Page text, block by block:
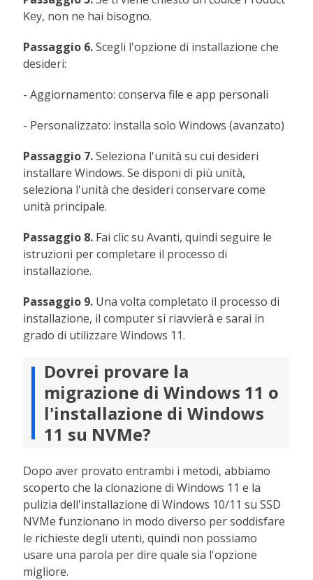
Key, non ne hai bisogno.
Passaggio 6.Scegli l'opzione di installazione che
desideri:
- Aggiornamento: conserva file e app personali
- Personalizzato: installa solo Windows (avanzato)
Passaggio 7.Seleziona l'unità su cui desideri
installare Windows. Se disponi di più unità,
seleziona l'unità che desideri conservare come
unità principale.
Passaggio 8. Fai clic su Avanti, quindi seguire le
istruzioni per completare il processo di
installazione.
Passaggio 9. Una volta completato il processo di
installazione, il computer si riavvierà e sarai in
grado di utilizzare Windows 11.
Dovrei provare la
migrazione di Windows 11 o
l'installazione di Windows
11 su NVMe?
Dopo aver provato entrambi i metodi, abbiamo
scoperto che la clonazione di Windows 11 e la
pulizia dell'installazione di Windows 10/11 su SSD
NVMe funzionano in modo diverso per soddisfare
le richieste degli utenti, quindi non possiamo
usare una parola per dire quale sia l'opzione
migliore.